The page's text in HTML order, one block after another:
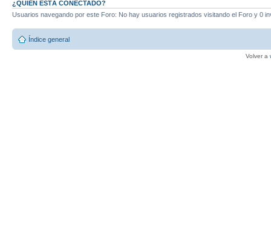
¿QUIÉN ESTÁ CONECTADO?
Usuarios navegando por este Foro: No hay usuarios registrados visitando el Foro y 0
Índice general
Volver a